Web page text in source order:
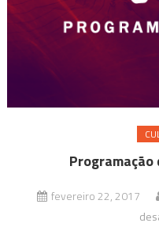
fevereiro 22, 2017